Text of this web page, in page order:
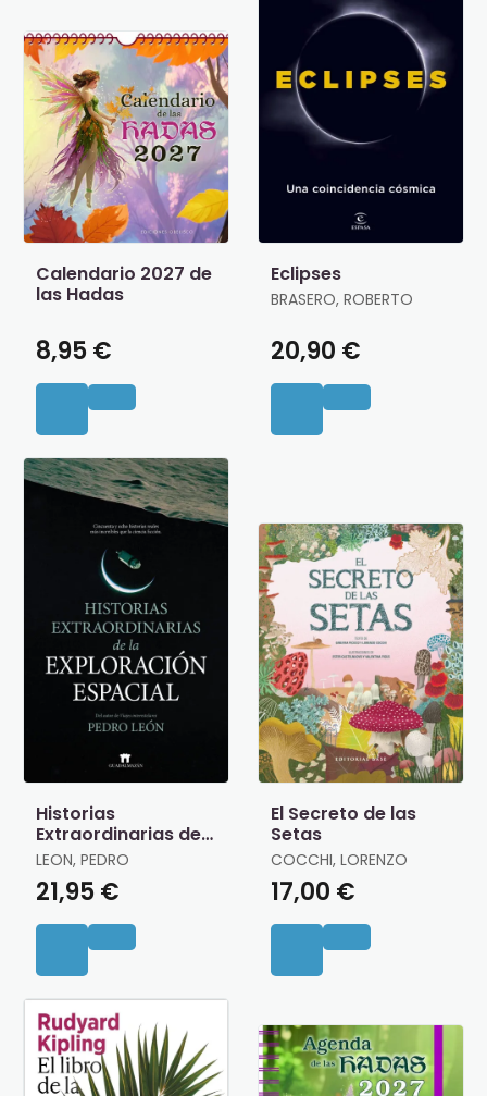
Calendario 2027 de
las Hadas
8,95 €
Eclipses
BRASERO, ROBERTO
20,90 €
Historias
Extraordinarias de
la Exploracion
Espacial
LEON, PEDRO
21,95 €
El Secreto de las
Setas
COCCHI, LORENZO
17,00 €